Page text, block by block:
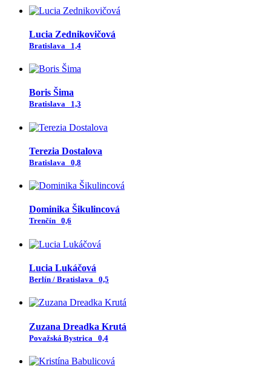
Lucia Zednikovičová
Bratislava 1,4
Boris Šima
Bratislava 1,3
Terezia Dostalova
Bratislava 0,8
Dominika Šikulincová
Trenčín 0,6
Lucia Lukáčová
Berlín / Bratislava 0,5
Zuzana Dreadka Krutá
Považská Bystrica 0,4